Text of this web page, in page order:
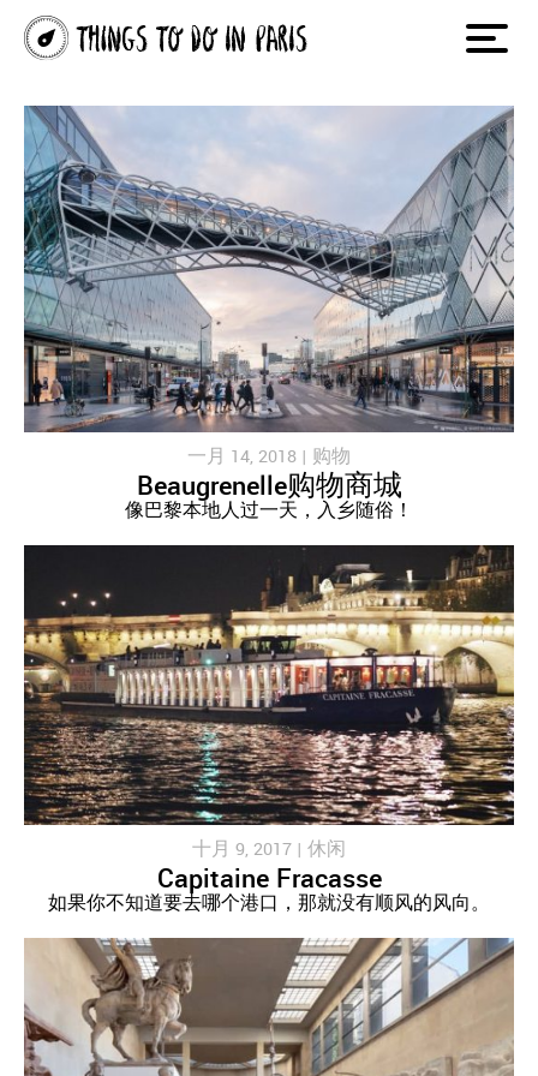
一月 14, 2018 | 购物
Beaugrenelle购物商城
像巴黎本地人过一天，入乡随俗！
十月 9, 2017 | 休闲
Capitaine Fracasse
如果你不知道要去哪个港口，那就没有顺风的风向。